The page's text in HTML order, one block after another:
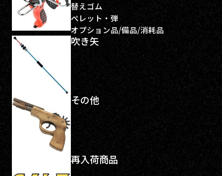
替えゴム
ペレット・弾
オプション品/備品/消耗品
吹き矢
その他
再入荷商品